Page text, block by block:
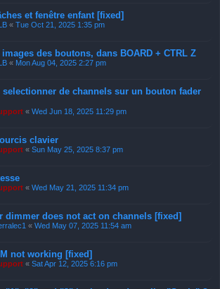
et fenêtre enfant [fixed]
« Tue Oct 21, 2025 1:35 pm
des boutons, dans BOARD + CTRL Z
« Mon Aug 04, 2025 2:27 pm
selectionner de channels sur un bouton fader
« Wed Jun 18, 2025 11:29 pm
clavier
« Sun May 25, 2025 8:37 pm
« Wed May 21, 2025 11:34 pm
dimmer does not act on channels [fixed]
« Wed May 07, 2025 11:54 am
not working [fixed]
« Sat Apr 12, 2025 6:16 pm